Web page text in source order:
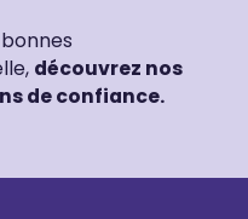
découvrez nos
de confiance.